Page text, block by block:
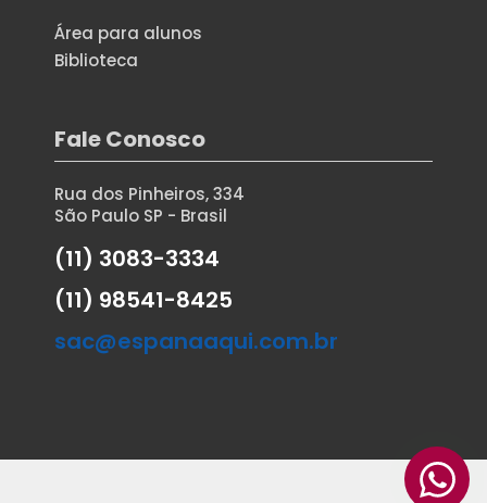
Área para alunos
Biblioteca
Fale Conosco
Rua dos Pinheiros, 334
São Paulo SP - Brasil
(11) 3083-3334
(11) 98541-8425
sac@espanaaqui.com.br